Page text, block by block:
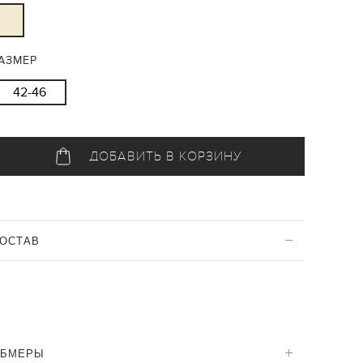
42-46
ДОБАВИТЬ В КОРЗИНУ